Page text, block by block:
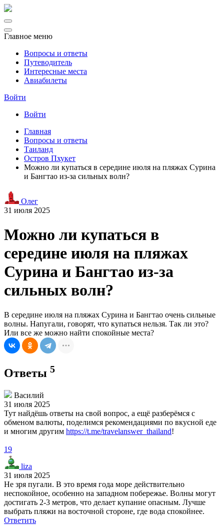
Главное меню
Вопросы и ответы
Путеводитель
Интересные места
Авиабилеты
Войти
Войти
Главная
Вопросы и ответы
Таиланд
Остров Пхукет
Можно ли купаться в середине июля на пляжах Сурина
и Бангтао из-за сильных волн?
Олег
31 июля 2025
Можно ли купаться в
середине июля на пляжах
Сурина и Бангтао из-за
сильных волн?
В середине июля на пляжах Сурина и Бангтао очень сильные
волны. Напугали, говорят, что купаться нельзя. Так ли это?
Или все же можно найти спокойные места?
Ответы 5
Василий
31 июля 2025
Тут найдёшь ответы на свой вопрос, а ещё разберёмся с
обменом валюты, поделимся рекомендациями по вкусной еде
и многим другим https://t.me/travelanswer_thailand!
19
liza
31 июля 2025
Не зря пугали. В это время года море действительно
неспокойное, особенно на западном побережье. Волны могут
достигать 2-3 метров, что делает купание опасным. Лучше
выбрать пляжи на восточной стороне, где вода спокойнее.
Ответить